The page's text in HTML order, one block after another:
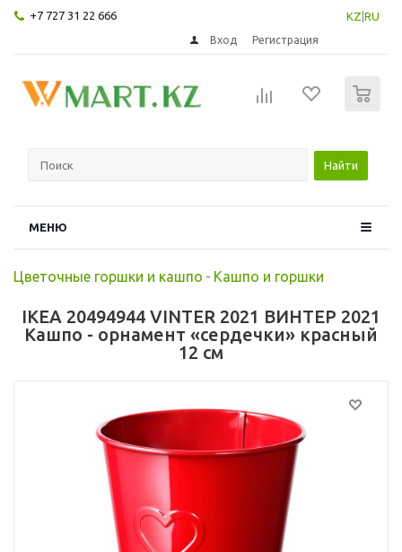
+7 727 31 22 666 KZ RU
Вход Регистрация
Найти
МЕНЮ
Цветочные горшки и кашпо - Кашпо и горшки
IKEA 20494944 VINTER 2021 ВИНТЕР 2021
Кашпо - орнамент «сердечки» красный
12 см